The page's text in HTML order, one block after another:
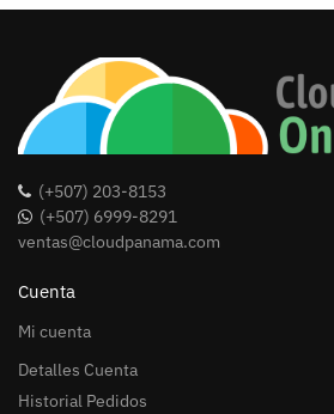
(+507) 203-8153
(+507) 6999-8291
ventas@cloudpanama.com
Cuenta
Mi cuenta
Detalles Cuenta
Historial Pedidos